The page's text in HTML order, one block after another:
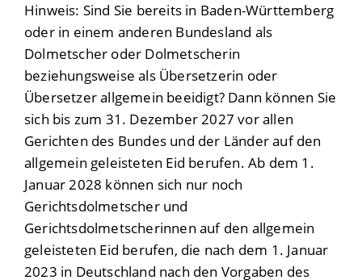
Hinweis: Sind Sie bereits in Baden-Württemberg
oder in einem anderen Bundesland als
Dolmetscher oder Dolmetscherin
beziehungsweise als Übersetzerin oder
Übersetzer allgemein beeidigt? Dann können Sie
sich bis zum 31. Dezember 2027 vor allen
Gerichten des Bundes und der Länder auf den
allgemein geleisteten Eid berufen. Ab dem 1.
Januar 2028 können sich nur noch
Gerichtsdolmetscher und
Gerichtsdolmetscherinnen auf den allgemein
geleisteten Eid berufen, die nach dem 1. Januar
2023 in Deutschland nach den Vorgaben des